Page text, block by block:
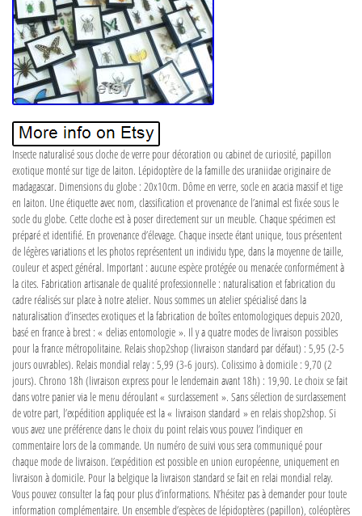
Insecte naturalisé sous cloche de verre pour décoration ou cabinet de curiosité, papillon
exotique monté sur tige de laiton. Lépidoptère de la famille des uraniidae originaire de
madagascar. Dimensions du globe : 20x10cm. Dôme en verre, socle en acacia massif et tige
en laiton. Une étiquette avec nom, classification et provenance de l’animal est fixée sous le
socle du globe. Cette cloche est à poser directement sur un meuble. Chaque spécimen est
préparé et identifié. En provenance d’élevage. Chaque insecte étant unique, tous présentent
de légères variations et les photos représentent un individu type, dans la moyenne de taille,
couleur et aspect général. Important : aucune espèce protégée ou menacée conformément à
la cites. Fabrication artisanale de qualité professionnelle : naturalisation et fabrication du
cadre réalisés sur place à notre atelier. Nous sommes un atelier spécialisé dans la
naturalisation d’insectes exotiques et la fabrication de boîtes entomologiques depuis 2020,
basé en france à brest : « delias entomologie ». Il y a quatre modes de livraison possibles
pour la france métropolitaine. Relais shop2shop (livraison standard par défaut) : 5,95 (2-5
jours ouvrables). Relais mondial relay : 5,99 (3-6 jours). Colissimo à domicile : 9,70 (2
jours). Chrono 18h (livraison express pour le lendemain avant 18h) : 19,90. Le choix se fait
dans votre panier via le menu déroulant « surclassement ». Sans sélection de surclassement
de votre part, l’expédition appliquée est la « livraison standard » en relais shop2shop. Si
vous avez une préférence dans le choix du point relais vous pouvez l’indiquer en
commentaire lors de la commande. Un numéro de suivi vous sera communiqué pour
chaque mode de livraison. L’expédition est possible en union européenne, uniquement en
livraison à domicile. Pour la belgique la livraison standard se fait en relai mondial relay.
Vous pouvez consulter la faq pour plus d’informations. N’hésitez pas à demander pour toute
information complémentaire. Un ensemble d’espèces de lépidoptères (papillon), coléoptères